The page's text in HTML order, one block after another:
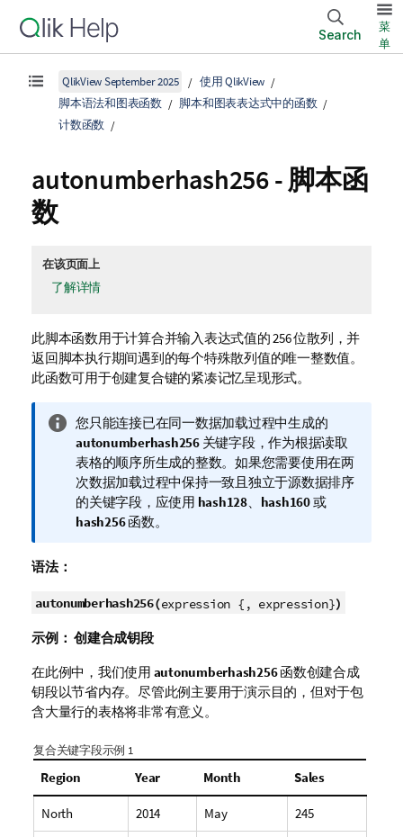
Search
菜
单
QlikView September 2025
使用 QlikView
脚本语法和图表函数
脚本和图表表达式中的函数
计数函数
autonumberhash256 - 脚本函
数
在该页面上
了解详情
此脚本函数用于计算合并输入表达式值的 256 位散列，并
返回脚本执行期间遇到的每个特殊散列值的唯一整数值。
此函数可用于创建复合键的紧凑记忆呈现形式。
信
息
注
释
您只能连接已在同一数据加载过程中生成的
autonumberhash256关键字段，作为根据读取
表格的顺序所生成的整数。如果您需要使用在两
次数据加载过程中保持一致且独立于源数据排序
的关键字段，应使用 hash128、 hash160或
hash256函数。
语法：
autonumberhash256(expression {, expression})
示例： 创建合成钥段
在此例中，我们使用 autonumberhash256函数创建合成
钥段以节省内存。尽管此例主要用于演示目的，但对于包
含大量行的表格将非常有意义。
复合关键字段示例 1
Region Year Month Sales
North 2014 May 245